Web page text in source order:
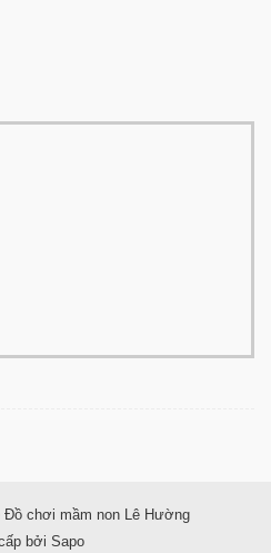
Đồ chơi mầm non Lê Hường
bởi Sapo